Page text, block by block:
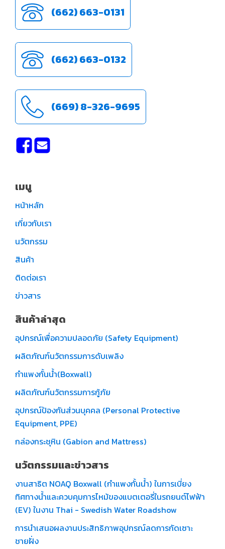
(662) 663-0131
(662) 663-0132
(669) 8-326-9695
เมนู
หน้าหลัก
เกี่ยวกับเรา
นวัตกรรม
สินค้า
ติดต่อเรา
ข่าวสาร
สินค้าล่าสุด
อุปกรณ์เพื่อความปลอดภัย (Safety Equipment)
ผลิตภัณฑ์นวัตกรรมการดับเพลิง
กำแพงกั้นน้ำ(Boxwall)
ผลิตภัณฑ์นวัตกรรมการกู้ภัย
อุปกรณ์ป้องกันส่วนบุคคล (Personal Protective
Equipment, PPE)
กล่องกระชุหิน (Gabion and Mattress)
นวัตกรรมและข่าวสาร
งานสาธิต NOAQ Boxwall (กำแพงกั้นน้ำ) ในการเบี่ยง
ทิศทางน้ำและควบคุมการไหม้ของแบตเตอรี่ในรถยนต์ไฟฟ้า
(EV) ในงาน Thai - Swedish Water Roadshow
การนำเสนอผลงานประสิทธิภาพอุปกรณ์ลดการกัดเซาะ
ชายฝั่ง